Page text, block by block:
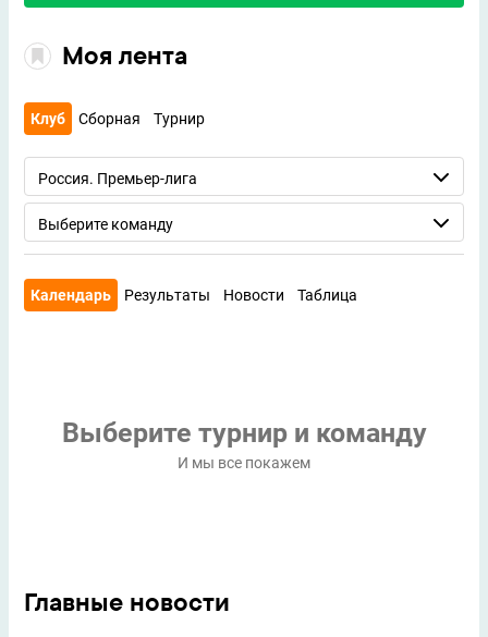
Главные новости
Моя лента
Клуб Сборная Турнир
Россия. Премьер-лига
Выберите команду
Календарь Результаты Новости Таблица
Выберите турнир и команду
И мы все покажем